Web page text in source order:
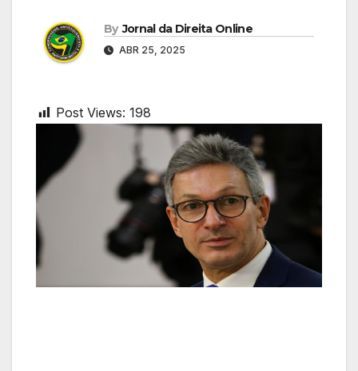
By Jornal da Direita Online
ABR 25, 2025
Post Views: 198